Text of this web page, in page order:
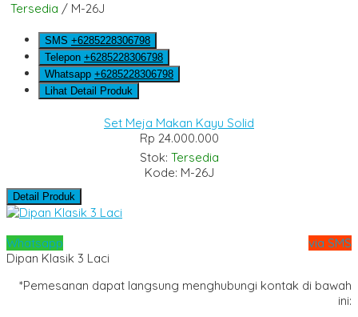
Tersedia / M-26J
SMS +6285228306798
Telepon +6285228306798
Whatsapp +6285228306798
Lihat Detail Produk
Set Meja Makan Kayu Solid
Rp 24.000.000
Stok: Tersedia
Kode: M-26J
Detail Produk
Whatsapp
via SMS
Dipan Klasik 3 Laci
*Pemesanan dapat langsung menghubungi kontak di bawah
ini: